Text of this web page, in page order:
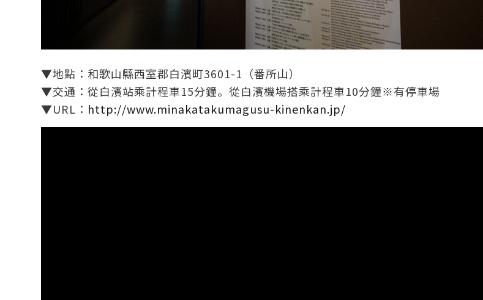
▼地點：和歌山縣西室郡白濱町3601-1（番所山）
▼交通：從白濱站乘計程車15分鐘。從白濱機場搭乘計程車10分鐘※有停車場
▼URL： http://www.minakatakumagusu-kinenkan.jp/